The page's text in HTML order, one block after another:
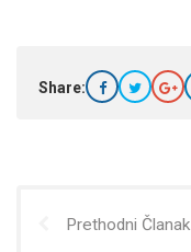
Share:
Prethodni Članak